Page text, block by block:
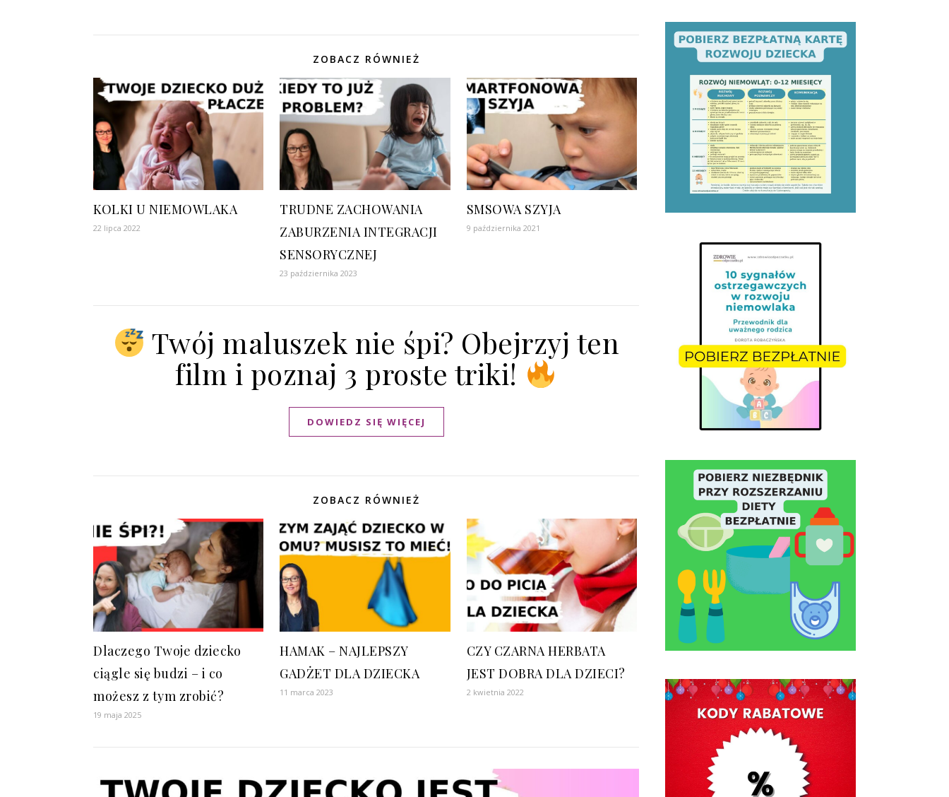
ZOBACZ RÓWNIEŻ
KOLKI U NIEMOWLAKA
22 lipca 2022
TRUDNE ZACHOWANIA
ZABURZENIA INTEGRACJI
SENSORYCZNEJ
23 października 2023
SMSOWA SZYJA
9 października 2021
Twój maluszek nie śpi? Obejrzyj ten
film i poznaj 3 proste triki!
DOWIEDZ SIĘ WIĘCEJ
ZOBACZ RÓWNIEŻ
Dlaczego Twoje dziecko
ciągle się budzi – i co
możesz z tym zrobić?
19 maja 2025
HAMAK – NAJLEPSZY
GADŻET DLA DZIECKA
11 marca 2023
CZY CZARNA HERBATA
JEST DOBRA DLA DZIECI?
2 kwietnia 2022